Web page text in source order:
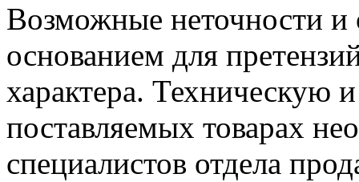
Возможные неточности и
основанием для
характера.
поставляемых товарах
специалистов отдела